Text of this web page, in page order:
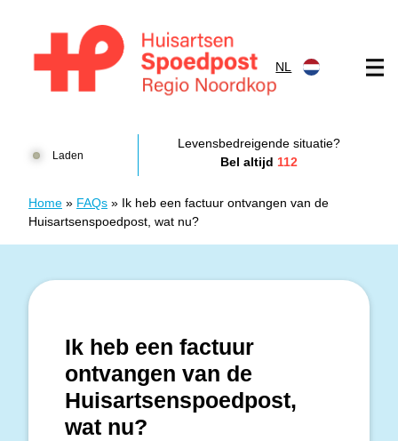
NL
Laden
Levensbedreigende situatie?
Bel altijd 112
Home » FAQs » Ik heb een factuur ontvangen van de
Huisartsenspoedpost, wat nu?
Ik heb een factuur
ontvangen van de
Huisartsenspoedpost,
wat nu?